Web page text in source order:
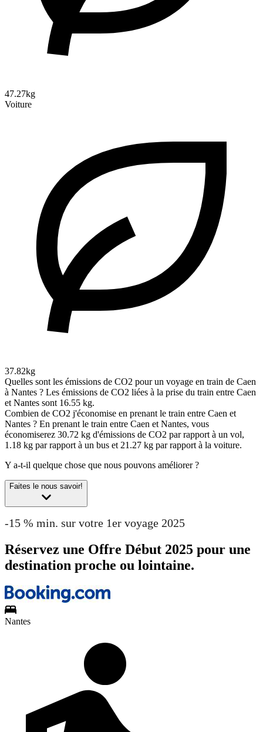
47.27kg
Voiture
37.82kg
Quelles sont les émissions de CO2 pour un voyage en train de Caen
à Nantes ? Les émissions de CO2 liées à la prise du train entre Caen
et Nantes sont 16.55 kg.
Combien de CO2 j'économise en prenant le train entre Caen et
Nantes ? En prenant le train entre Caen et Nantes, vous
économiserez 30.72 kg d'émissions de CO2 par rapport à un vol,
1.18 kg par rapport à un bus et 21.27 kg par rapport à la voiture.
Y a-t-il quelque chose que nous pouvons améliorer ?
Faites le nous savoir!
-15 % min. sur votre 1er voyage 2025
Réservez une Offre Début 2025 pour une
destination proche ou lointaine.
Nantes